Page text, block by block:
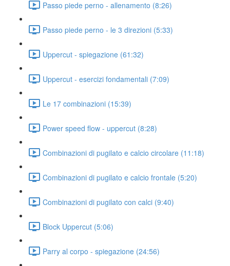
Passo piede perno - allenamento (8:26)
Passo piede perno - le 3 direzioni (5:33)
Uppercut - spiegazione (61:32)
Uppercut - esercizi fondamentali (7:09)
Le 17 combinazioni (15:39)
Power speed flow - uppercut (8:28)
Combinazioni di pugilato e calcio circolare (11:18)
Combinazioni di pugilato e calcio frontale (5:20)
Combinazioni di pugilato con calci (9:40)
Block Uppercut (5:06)
Parry al corpo - spiegazione (24:56)